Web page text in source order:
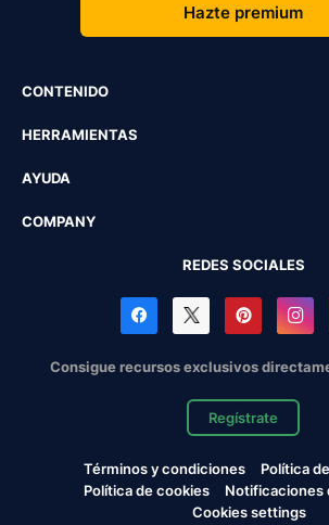
Hazte premium
CONTENIDO
HERRAMIENTAS
AYUDA
COMPANY
REDES SOCIALES
Consigue recursos exclusivos
Regístrate
Términos y condiciones
Política
Política de cookies
Notificaciones
Cookies settings